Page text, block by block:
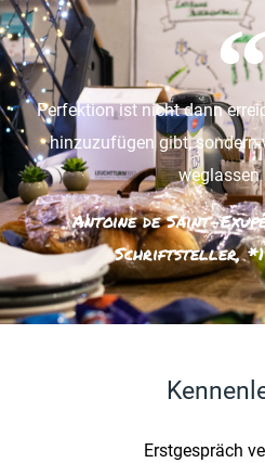
Perfektion ist nicht dann
hinzuzufügen gibt, sondern
weglassen
Antoine de Saint-
Schriftsteller,
Erstgespräch